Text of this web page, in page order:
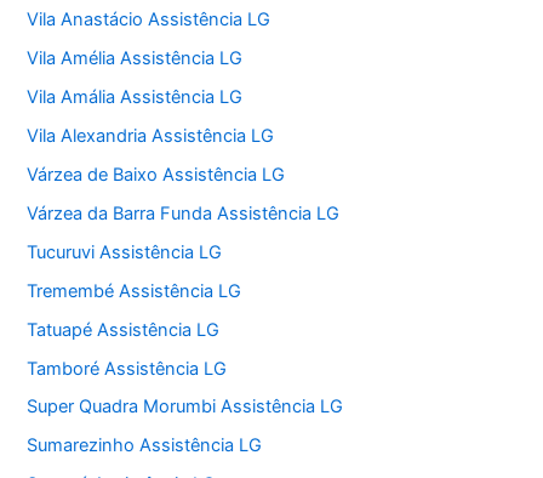
Vila Anastácio Assistência LG
Vila Amélia Assistência LG
Vila Amália Assistência LG
Vila Alexandria Assistência LG
Várzea de Baixo Assistência LG
Várzea da Barra Funda Assistência LG
Tucuruvi Assistência LG
Tremembé Assistência LG
Tatuapé Assistência LG
Tamboré Assistência LG
Super Quadra Morumbi Assistência LG
Sumarezinho Assistência LG